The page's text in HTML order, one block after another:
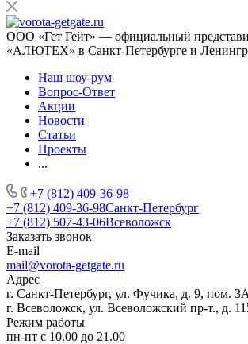
ООО «Гет Гейт» — официальный
«АЛЮТЕХ» в Санкт-Петербурге и
Наш шоу-рум
Вопрос-Ответ
Акции
Новости
Статьи
Проекты
...
+7 (812) 409-36-98
+7 (812) 409-36-98Санкт-Петербург
+7 (812) 507-43-06Всеволожск
Заказать звонок
E-mail
mail@vorota-getgate.ru
Адрес
г. Санкт-Петербург, ул. Фучика, д. 9, пом.
г. Всеволожск, ул. Всеволожский пр-т., д.
Режим работы
пн-пт c 10.00 до 21.00